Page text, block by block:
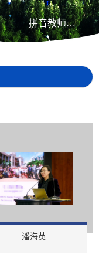
拼音教师列表
潘海英